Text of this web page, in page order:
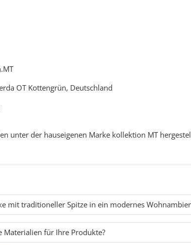
OT Kottengrün, Deutschland
unter der hauseigenen Marke kollektion MT
mit traditioneller Spitze in ein modernes
Materialien für Ihre Produkte?